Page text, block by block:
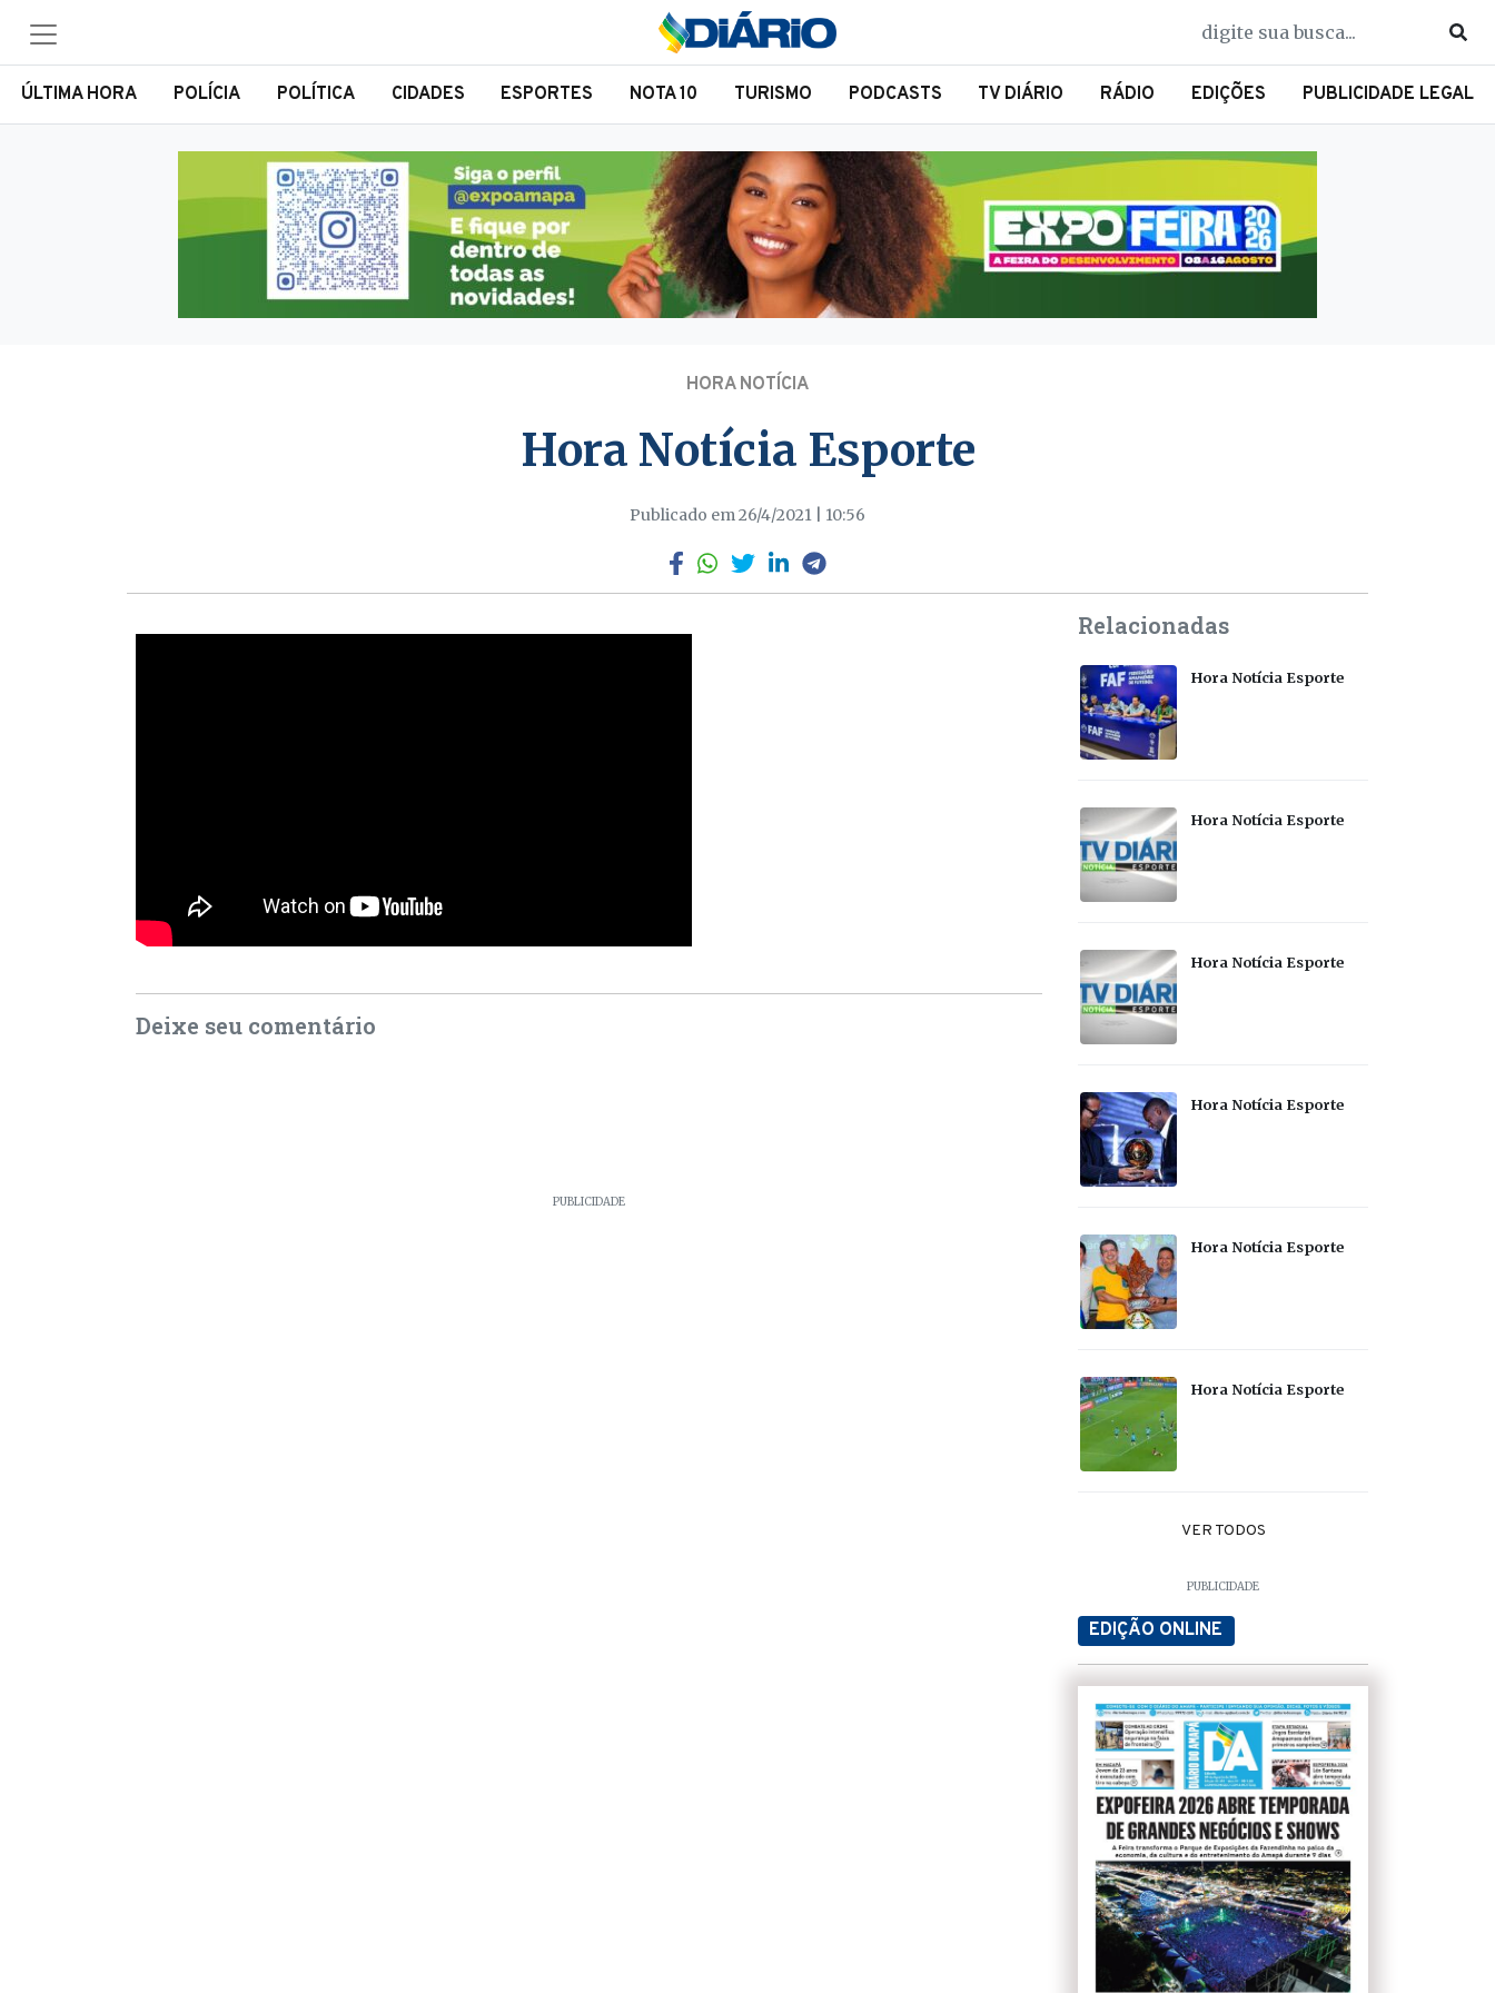
ÚLTIMA HORA POLÍCIA POLÍTICA CIDADES ESPORTES NOTA 10 TURISMO PODCASTS TV DIÁRIO RÁDIO EDIÇÕES PUBLICIDADE LEGAL
HORA NOTÍCIA
Hora Notícia Esporte
Publicado em 26/4/2021 | 10:56
Deixe seu comentário
PUBLICIDADE
Relacionadas
Hora Notícia Esporte
Hora Notícia Esporte
Hora Notícia Esporte
Hora Notícia Esporte
Hora Notícia Esporte
Hora Notícia Esporte
VER TODOS
PUBLICIDADE
EDIÇÃO ONLINE